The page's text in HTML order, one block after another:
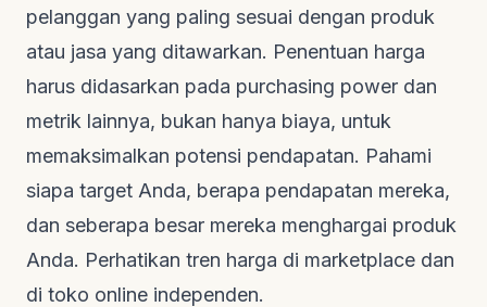
pelanggan yang paling sesuai dengan produk
atau jasa yang ditawarkan. Penentuan harga
harus didasarkan pada purchasing power dan
metrik lainnya, bukan hanya biaya, untuk
memaksimalkan potensi pendapatan. Pahami
siapa target Anda, berapa pendapatan mereka,
dan seberapa besar mereka menghargai produk
Anda. Perhatikan tren harga di marketplace dan
di toko online independen.